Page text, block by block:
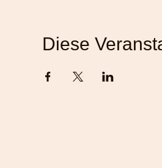
Diese